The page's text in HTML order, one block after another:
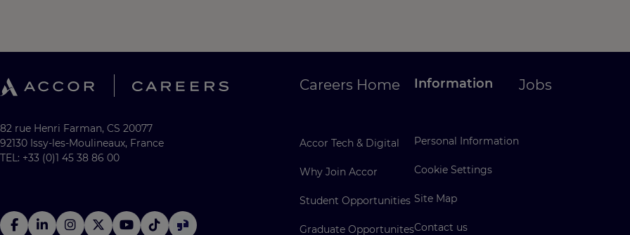
82 rue Henri Farman, CS 20077
92130 Issy-les-Moulineaux, France
TEL: +33 (0)1 45 38 86 00
Careers Home
Accor Tech & Digital
Why Join Accor
Student Opportunities
Graduate Opportunites
Information
Personal Information
Cookie Settings
Site Map
Contact us
Jobs